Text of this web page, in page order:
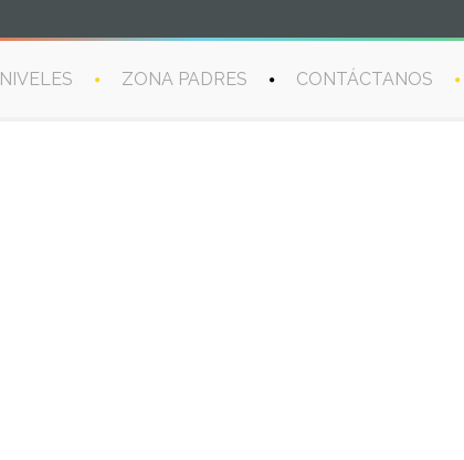
NIVELES ZONA PADRES CONTÁCTANOS